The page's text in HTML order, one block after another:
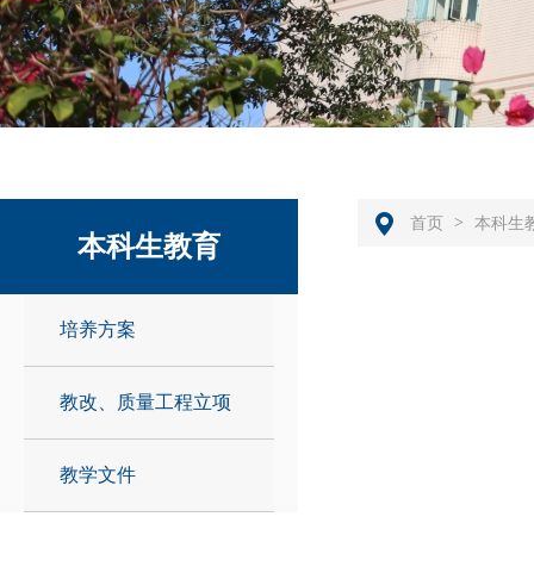
本科生教育
培养方案
教改、质量工程立项
教学文件
首页 > 本科生